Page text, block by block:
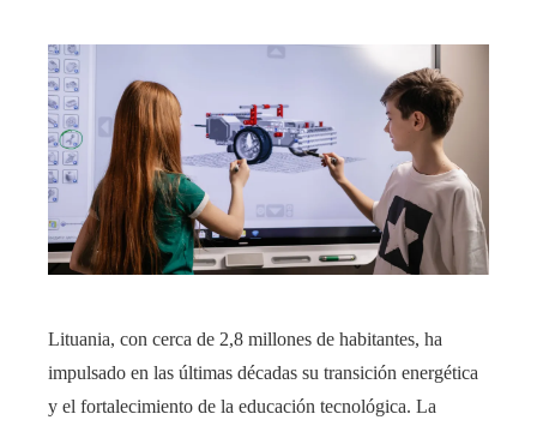
Lituania, con cerca de 2,8 millones de habitantes, ha
impulsado en las últimas décadas su transición energética
y el fortalecimiento de la educación tecnológica. La